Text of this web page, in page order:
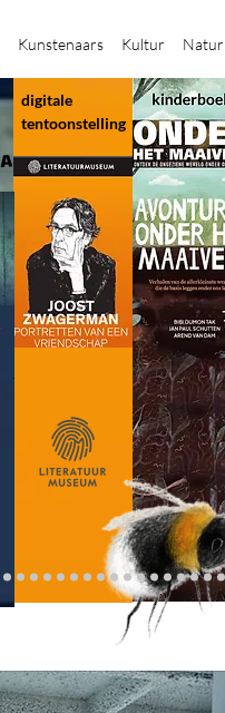
Kunstenaars Kultur Natur
digitale
tentoonstelling